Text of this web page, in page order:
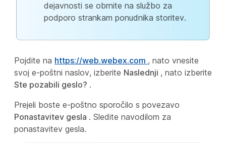
dejavnosti se obrnite na službo za
podporo strankam ponudnika storitev.
Pojdite na https://web.webex.com , nato vnesite
svoj e-poštni naslov, izberite Naslednji , nato izberite
Ste pozabili geslo? .
Prejeli boste e-poštno sporočilo s povezavo
Ponastavitev gesla . Sledite navodilom za
ponastavitev gesla.